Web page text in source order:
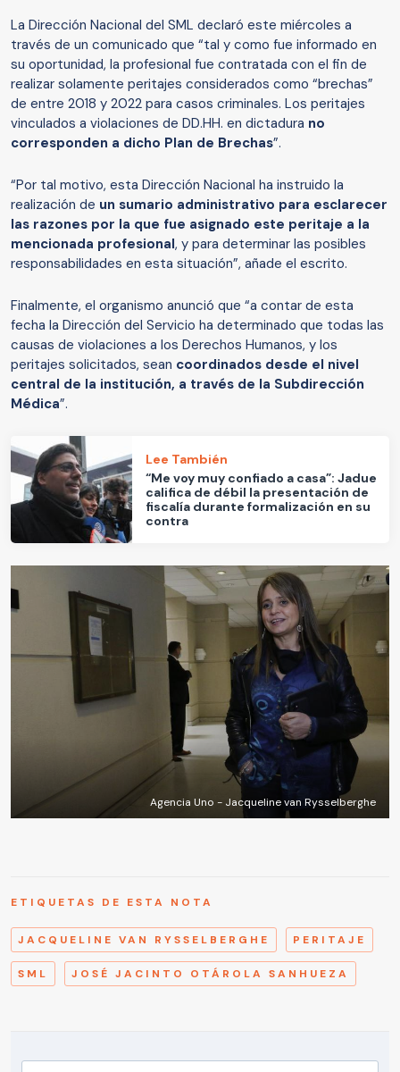
La Dirección Nacional del SML declaró este miércoles a
través de un comunicado que “tal y como fue informado en
su oportunidad, la profesional fue contratada con el fin de
realizar solamente peritajes considerados como “brechas”
de entre 2018 y 2022 para casos criminales. Los peritajes
vinculados a violaciones de DD.HH. en dictadura no
corresponden a dicho Plan de Brechas”.
“Por tal motivo, esta Dirección Nacional ha instruido la
realización de un sumario administrativo para esclarecer
las razones por la que fue asignado este peritaje a la
mencionada profesional, y para determinar las posibles
responsabilidades en esta situación”, añade el escrito.
Finalmente, el organismo anunció que “a contar de esta
fecha la Dirección del Servicio ha determinado que todas las
causas de violaciones a los Derechos Humanos, y los
peritajes solicitados, sean coordinados desde el nivel
central de la institución, a través de la Subdirección
Médica”.
Lee También
“Me voy muy confiado a casa”: Jadue
califica de débil la presentación de
fiscalía durante formalización en su
contra
Agencia Uno - Jacqueline van Rysselberghe
ETIQUETAS DE ESTA NOTA
JACQUELINE VAN RYSSELBERGHE PERITAJE
SML JOSÉ JACINTO OTÁROLA SANHUEZA